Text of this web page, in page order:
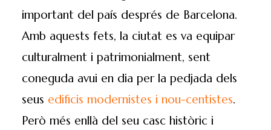
important del país després de Barcelona.
Amb aquests fets, la ciutat es va equipar
culturalment i patrimonialment, sent
coneguda avui en dia per la pedjada dels
seus edificis modernistes i nou-centistes.
Però més enllà del seu casc històric i